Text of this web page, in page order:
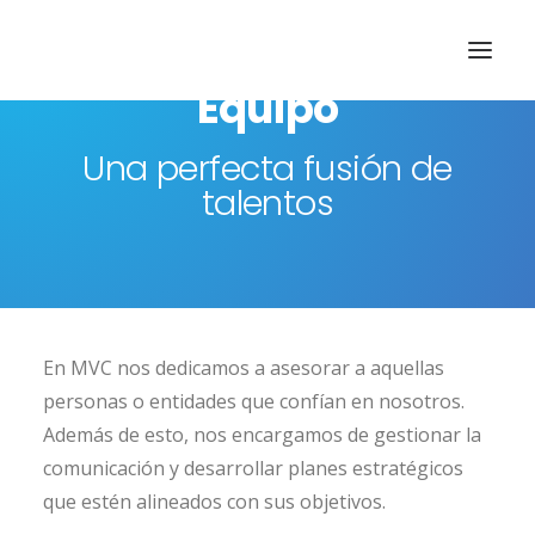
Equipo
Una perfecta fusión de
talentos
En MVC nos dedicamos a asesorar a aquellas
personas o entidades que confían en nosotros.
Además de esto, nos encargamos de gestionar la
comunicación y desarrollar planes estratégicos
que estén alineados con sus objetivos.